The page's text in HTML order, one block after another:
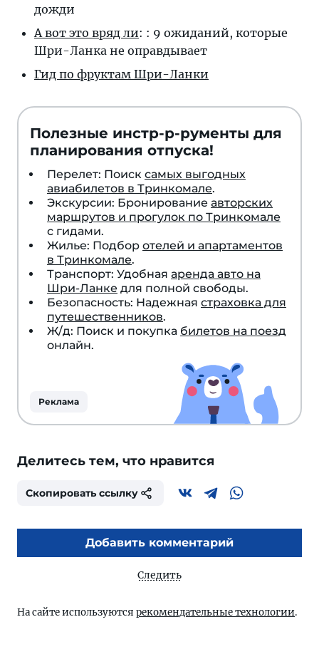
дожди
А вот это вряд ли: : 9 ожиданий, которые
Шри-Ланка не оправдывает
Гид по фруктам Шри-Ланки
Полезные инстр-р-рументы для
планирования отпуска!
Перелет: Поиск самых выгодных
авиабилетов в Тринкомале.
Экскурсии: Бронирование авторских
маршрутов и прогулок по Тринкомале
с гидами.
Жилье: Подбор отелей и апартаментов
в Тринкомале.
Транспорт: Удобная аренда авто на
Шри-Ланке для полной свободы.
Безопасность: Надежная страховка для
путешественников.
Ж/д: Поиск и покупка билетов на поезд
онлайн.
Реклама
Делитесь тем, что нравится
Скопировать ссылку
Добавить комментарий
Следить
На сайте используются рекомендательные технологии.